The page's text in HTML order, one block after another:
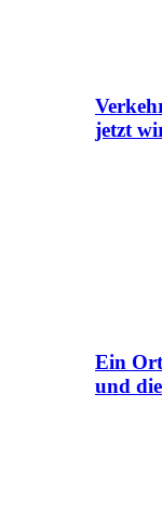
jetzt
Ein
und